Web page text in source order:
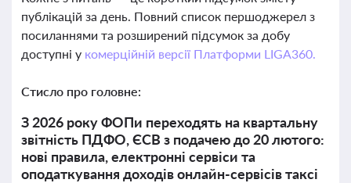
публікацій за день. Повний список першоджерел з
посиланнями та розширений підсумок за добу
доступні у комерційній версії Платформи LIGA360.
Стисло про головне:
З 2026 року ФОПи переходять на квартальну
звітність ПДФО, ЄСВ з подачею до 20 лютого:
нові правила, електронні сервіси та
оподаткування доходів онлайн-сервісів таксі